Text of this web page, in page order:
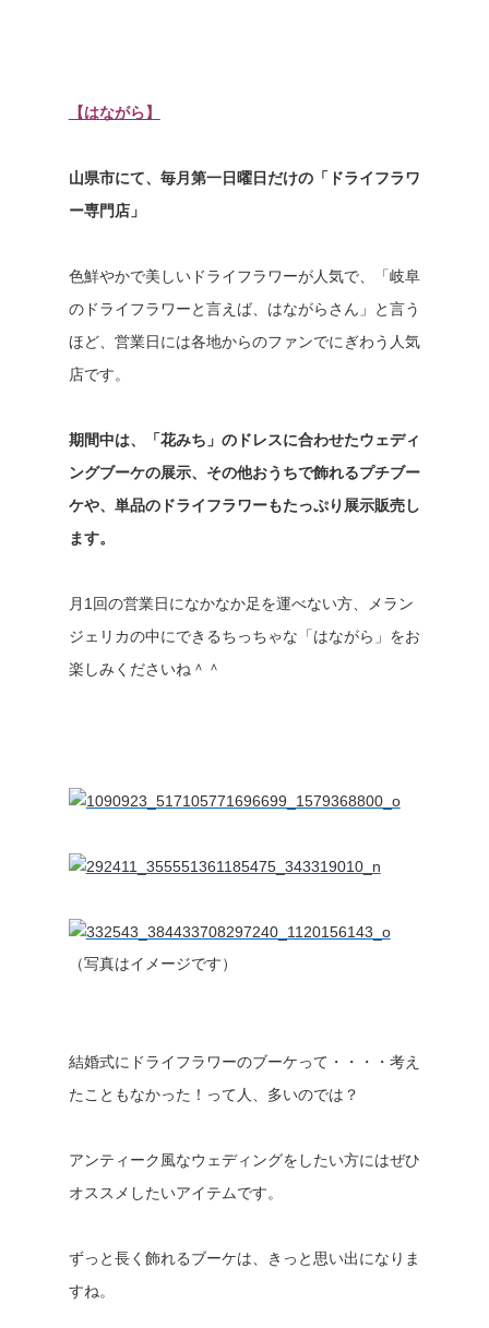
【はながら】
山県市にて、毎月第一日曜日だけの「ドライフラワ
ー専門店」
色鮮やかで美しいドライフラワーが人気で、「岐阜
のドライフラワーと言えば、はながらさん」と言う
ほど、営業日には各地からのファンでにぎわう人気
店です。
期間中は、「花みち」のドレスに合わせたウェディ
ングブーケの展示、その他おうちで飾れるプチブー
ケや、単品のドライフラワーもたっぷり展示販売し
ます。
月1回の営業日になかなか足を運べない方、メラン
ジェリカの中にできるちっちゃな「はながら」をお
楽しみくださいね＾＾
（写真はイメージです）
結婚式にドライフラワーのブーケって・・・・考え
たこともなかった！って人、多いのでは？
アンティーク風なウェディングをしたい方にはぜひ
オススメしたいアイテムです。
ずっと長く飾れるブーケは、きっと思い出になりま
すね。